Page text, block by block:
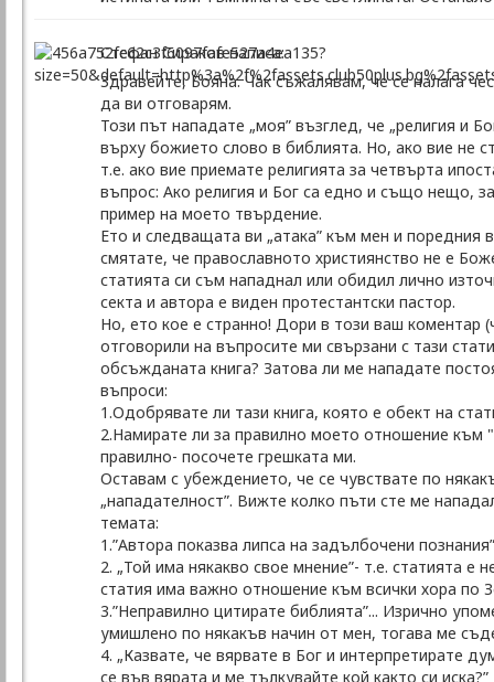
Стефан Сираков написа:
Здравейте, Бояна. Чак съжалявам, че се налага
да ви отговарям.
Този път нападате „моя” възглед, че „религия и
върху божието слово в библията. Но, ако вие не
т.е. ако вие приемате религията за четвърта
въпрос: Ако религия и Бог са едно и също нещо,
пример на моето твърдение.
Ето и следващата ви „атака” към мен и поредния
смятате, че православното християнство не е
статията си съм нападнал или обидил лично
секта и автора е виден протестантски пастор.
Но, ето кое е странно! Дори в този ваш коментар
отговорили на въпросите ми свързани с тази
обсъжданата книга? Затова ли ме нападате
въпроси:
1.Одобрявате ли тази книга, която е обект на
2.Намирате ли за правилно моето отношение към
правилно- посочете грешката ми.
Оставам с убеждението, че се чувствате по
„нападателност”. Вижте колко пъти сте ме
темата:
1.”Автора показва липса на задълбочени
2. „Той има някакво свое мнение”- т.е. статията
статия има важно отношение към всички хора по
3.”Неправилно цитирате библията”... Изрично
умишлено по някакъв начин от мен, тогава ме
4. „Казвате, че вярвате в Бог и интерпретирате
се във вярата и ме тълкувайте кой както си